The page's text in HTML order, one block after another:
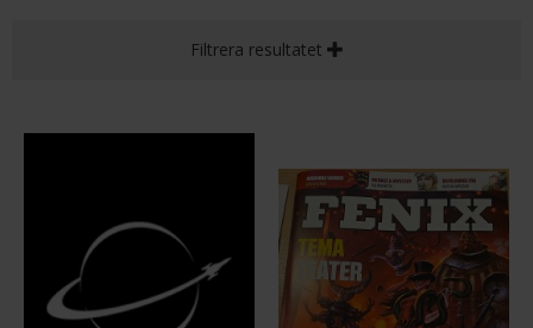
Filtrera resultatet